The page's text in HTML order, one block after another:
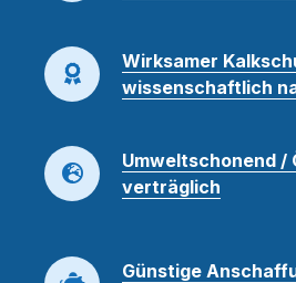
Wirksamer
wissenschaftlich
Umweltschonend /
verträglich
Günstige